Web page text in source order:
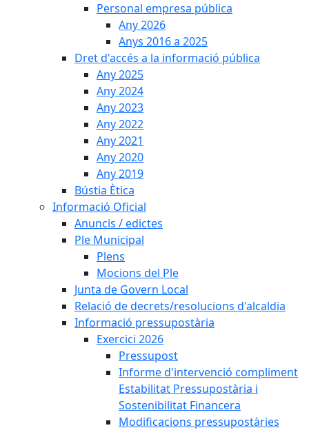
Personal empresa pública
Any 2026
Anys 2016 a 2025
Dret d'accés a la informació pública
Any 2025
Any 2024
Any 2023
Any 2022
Any 2021
Any 2020
Any 2019
Bústia Ètica
Informació Oficial
Anuncis / edictes
Ple Municipal
Plens
Mocions del Ple
Junta de Govern Local
Relació de decrets/resolucions d'alcaldia
Informació pressupostària
Exercici 2026
Pressupost
Informe d'intervenció compliment
Estabilitat Pressupostària i
Sostenibilitat Financera
Modificacions pressupostàries